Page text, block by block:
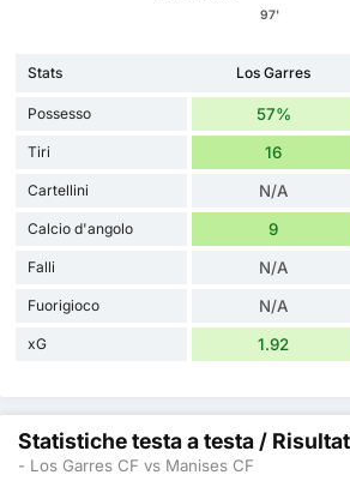
97'
Stats Los Garres
Possesso 57%
Tiri 16
Cartellini N/A
Calcio d'angolo 9
Falli N/A
Fuorigioco N/A
xG 1.92
Statistiche testa a testa /
- Los Garres CF vs Manises CF